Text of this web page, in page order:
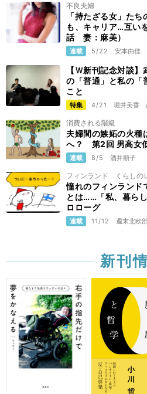
不良夫婦
「持たざる女」た
も、キャリア…互い
話 妻：麻美）
連載 5/22 安本由佳
【Ｗ新刊記念対談
の「普通」と私の「
こと
特集 4/21 堀井美香
消費される階級
夫婦間の嫉妬の火種
へ？ 第2回 男高女
連載 8/5 酒井順子
フィンランド くらしの
憧れのフィンランド
とは……「私、暮ら
ロローグ
連載 11/12 週末北欧
新刊